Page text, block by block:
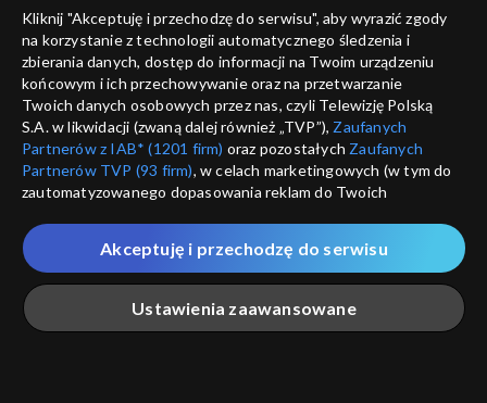
Świat się kręci
25.04.2014
Świat się kręci
28.04.2014
Świat się kręci
29.04.2014
Świat się kręci
30.04.2014
Kliknij "Akceptuję i przechodzę do serwisu", aby wyrazić zgody
na korzystanie z technologii automatycznego śledzenia i
zbierania danych, dostęp do informacji na Twoim urządzeniu
końcowym i ich przechowywanie oraz na przetwarzanie
Twoich danych osobowych przez nas, czyli Telewizję Polską
S.A. w likwidacji (zwaną dalej również „TVP”), Zaufanych
Partnerów z IAB* (1201 firm) oraz pozostałych Zaufanych
Partnerów TVP (93 firm), w celach marketingowych (w tym do
zautomatyzowanego dopasowania reklam do Twoich
które wskazujemy poniżej, a także zgody na udostępnianie
przez nas identyfikatora PPID do Google.
Twoje dane osobowe zbierane podczas odwiedzania przez
Ciebie naszych
poszczególnych serwisówzwanych dalej
„Portalem”, w tym informacje zapisywane za pomocą
Ustawienia zaawansowane
Akceptuję i przechodzę do serwisu